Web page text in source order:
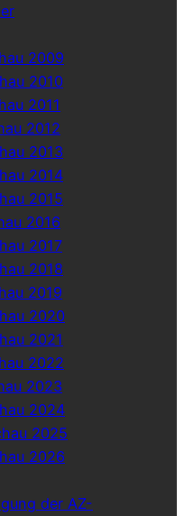
2009
2010
2011
2012
2013
2014
2015
2016
2017
2018
2019
2020
2021
2022
2023
2024
2025
2026
der AZ-